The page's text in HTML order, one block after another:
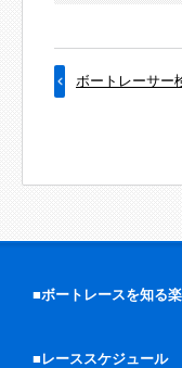
ボートレーサー
■ボートレースを知る
■レーススケジュール